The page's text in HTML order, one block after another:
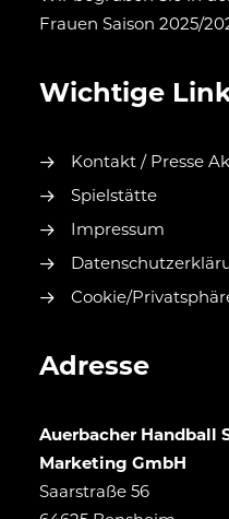
Frauen Saison 2025/
Wichtige
Kontakt / Presse
Spielstätte
Impressum
Cookie/
Adresse
Auerbacher Handball
Marketing GmbH
Saarstraße 56